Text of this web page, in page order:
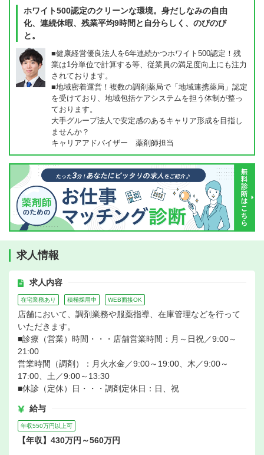
ホワイト500認定のクリーンな環境。身だしなみの自由
化、連続休暇、残業平均9時間と自分らしく、のびのび
と。
■健康経営優良法人を6年連続かつホワイト500認定！残
業は1分単位で計算する等、従業員の満足度向上にも注力
されております。
■地域密着運営！複数の調剤薬局で「地域連携薬局」認定
を受けており、地域包括ケアシステムを担う体制が整っ
ております。
大手グループ法人で安定感のあるキャリア形成を目指し
ませんか？
キャリアアドバイザー 薬剤師担当
求人情報
求人内容
在宅業務あり 積極採用中 WEB面接OK
店舗において、調剤業務や服薬指導、在庫管理などを行って
いただきます。
■診療（営業）時間・・・店舗営業時間：月～日祝／9:00～
21:00
営業時間（調剤）：月火水金／9:00～19:00、木／9:00～
17:00、土／9:00～13:30
■休診（定休）日・・・調剤定休日：日、祝
給与
年収550万円以上可
【年収】430万円～560万円